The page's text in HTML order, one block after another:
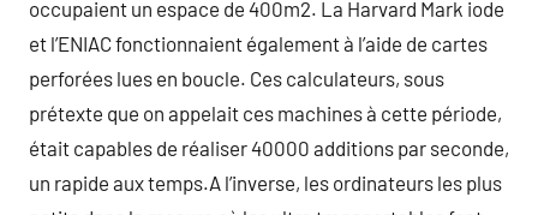
occupaient un espace de 400m2. La Harvard Mark iode
et l’ENIAC fonctionnaient également à l’aide de cartes
perforées lues en boucle. Ces calculateurs, sous
prétexte que on appelait ces machines à cette période,
était capables de réaliser 40000 additions par seconde,
un rapide aux temps.A l’inverse, les ordinateurs les plus